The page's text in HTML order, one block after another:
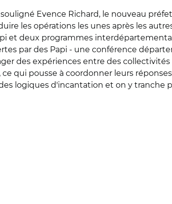
Evence Richard, le nouveau
les opérations les unes après les
et deux programmes
par des Papi - une conférence
des expériences entre des
ce qui pousse à coordonner leurs
logiques d'incantation et on y tranche